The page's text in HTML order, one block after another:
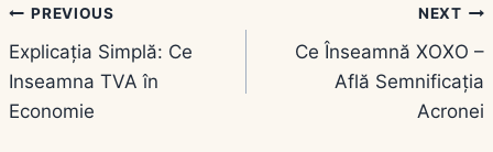
Navigare
în
articole
PREVIOUS
Explicația Simplă: Ce
Inseamna TVA în
Economie
NEXT
Ce Înseamnă XOXO –
Află Semnificația
Acronei